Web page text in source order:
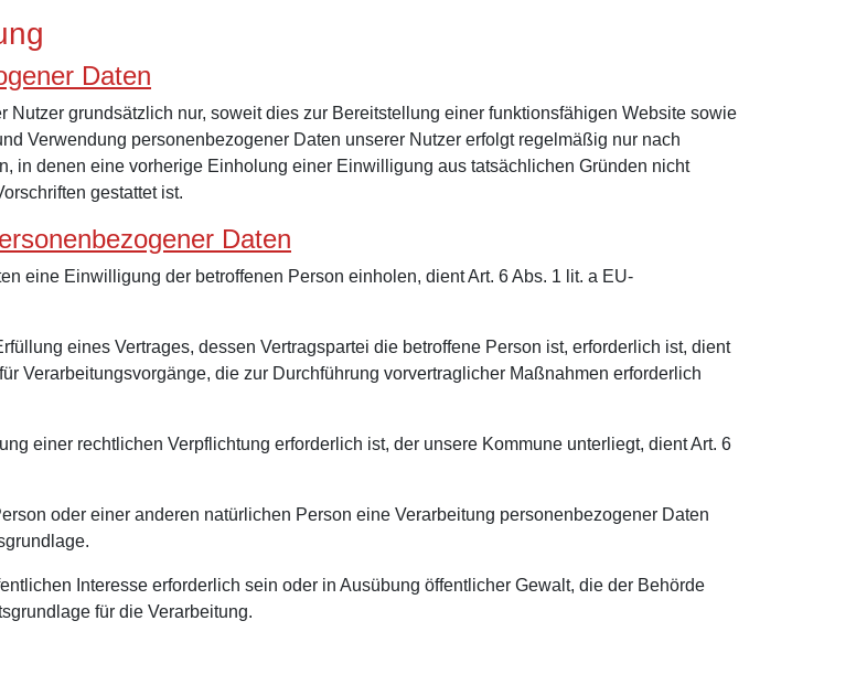
Daten
grundsätzlich nur, soweit dies zur Bereitstellung einer funktionsfähigen Website sowie
Verwendung personenbezogener Daten unserer Nutzer erfolgt regelmäßig nur nach
in denen eine vorherige Einholung einer Einwilligung aus tatsächlichen Gründen nicht
gestattet ist.
Daten
eine Einwilligung der betroffenen Person einholen, dient Art. 6 Abs. 1 lit. a EU-
eines Vertrages, dessen Vertragspartei die betroffene Person ist, erforderlich ist, dient
Verarbeitungsvorgänge, die zur Durchführung vorvertraglicher Maßnahmen erforderlich
einer rechtlichen Verpflichtung erforderlich ist, der unsere Kommune unterliegt, dient Art. 6
oder einer anderen natürlichen Person eine Verarbeitung personenbezogener Daten
Interesse erforderlich sein oder in Ausübung öffentlicher Gewalt, die der Behörde
für die Verarbeitung.